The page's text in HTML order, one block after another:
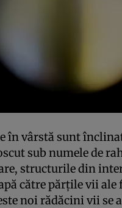
în vârstă sunt
sub numele de
structurile din
către părțile vii ale
noi rădăcini vii se